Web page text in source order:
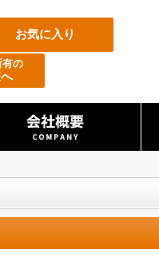
お気に入り
有の